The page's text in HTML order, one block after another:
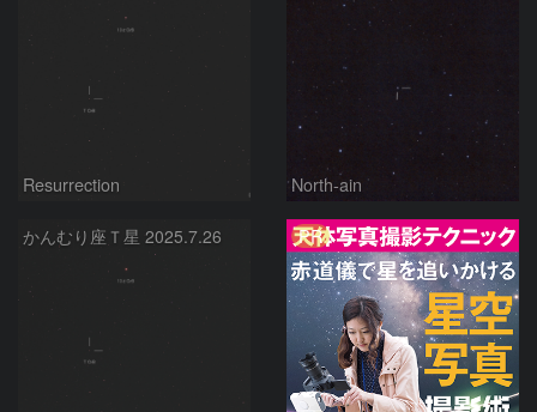
Resurrection North-ain
かんむり座Ｔ星 2025.7.26 PR